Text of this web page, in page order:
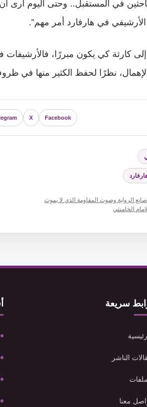
في المستقبل.. وحتى اليوم أرى
في هارفارد أمر مهم”.
كارثة كي يكون مبررًا، فالأرشيفات
نظرًا لحفظ الكثير منها في
Facebook
X
الرواية وصوت المقاومة الذي لا يموت
الخامنئي
سريعة
الناشر
معنا